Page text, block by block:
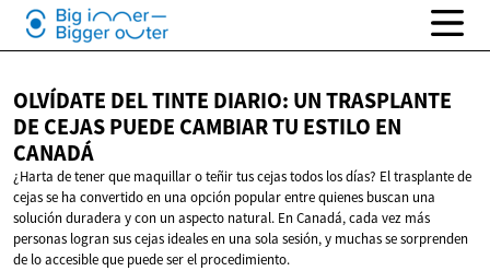
OLVÍDATE DEL TINTE DIARIO: UN TRASPLANTE
DE CEJAS PUEDE CAMBIAR TU ESTILO EN
CANADÁ
¿Harta de tener que maquillar o teñir tus cejas todos los días? El trasplante de
cejas se ha convertido en una opción popular entre quienes buscan una
solución duradera y con un aspecto natural. En Canadá, cada vez más
personas logran sus cejas ideales en una sola sesión, y muchas se sorprenden
de lo accesible que puede ser el procedimiento.